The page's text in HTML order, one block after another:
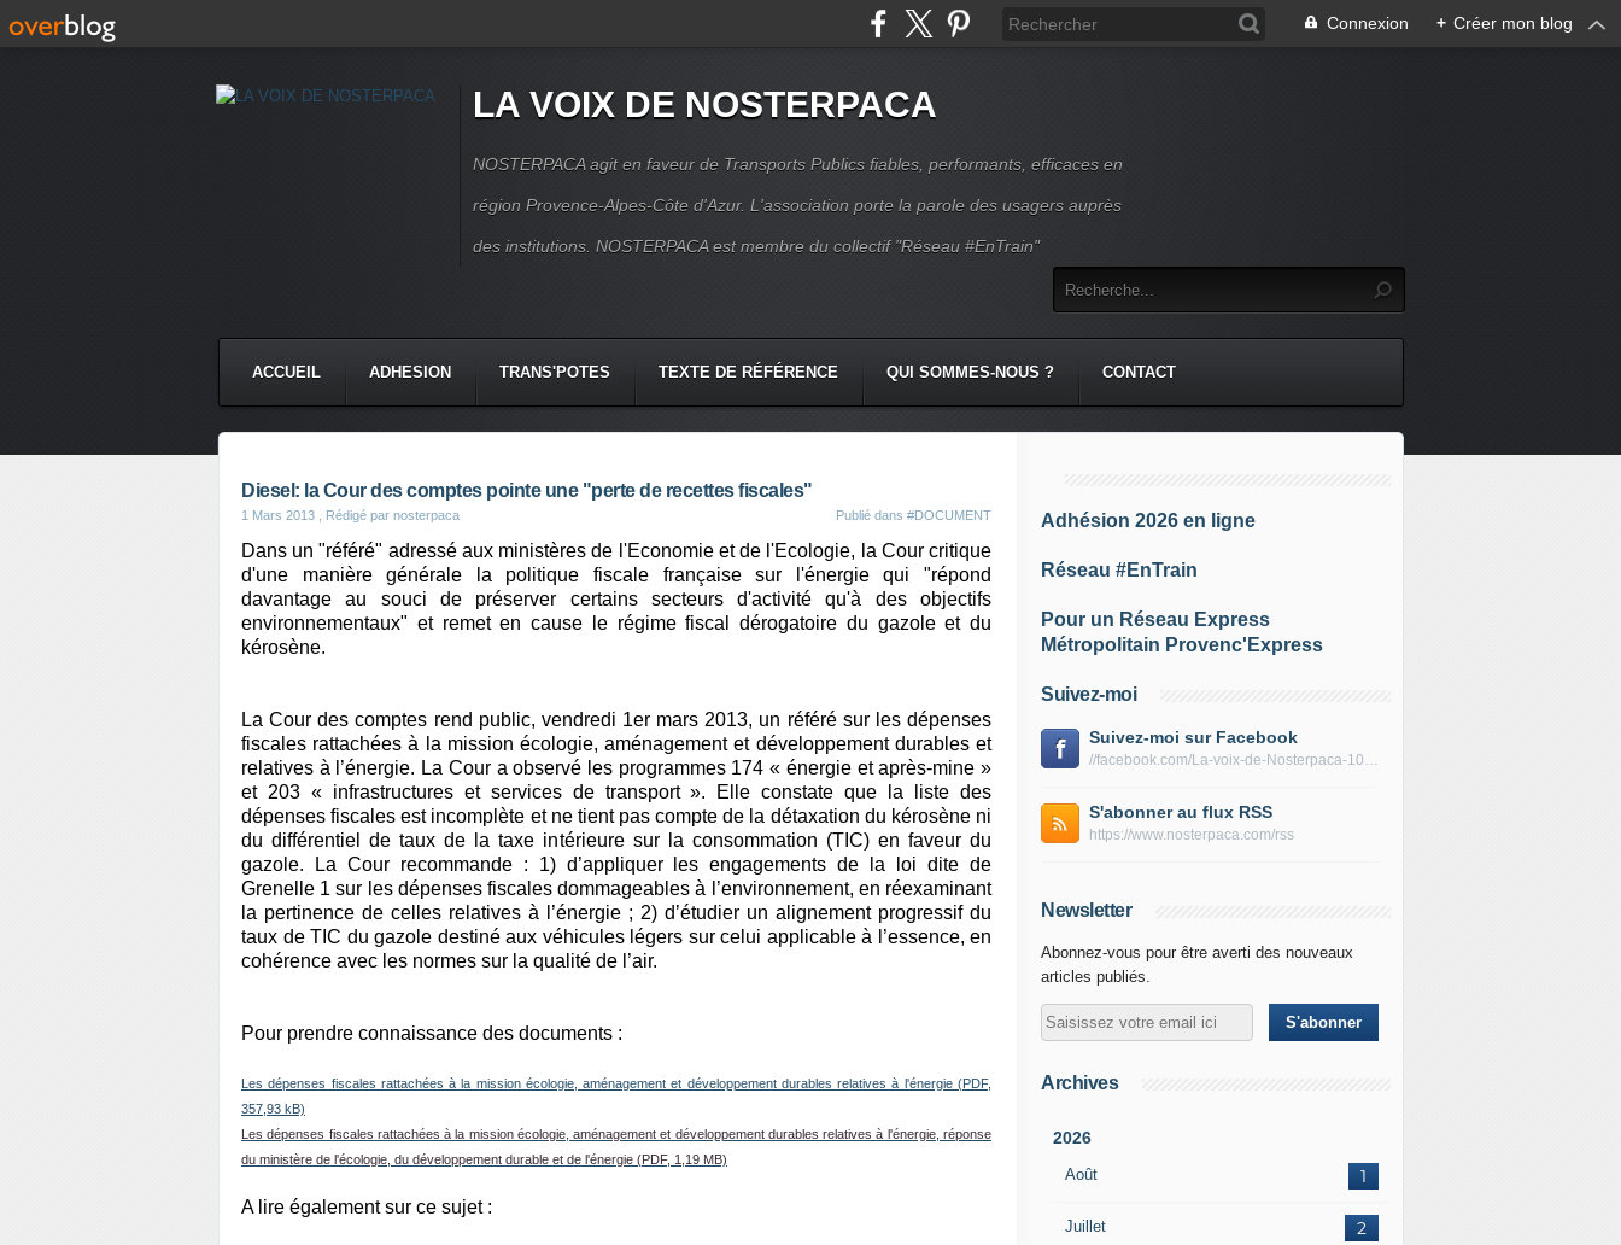
Connexion + Créer mon blog
LA VOIX DE NOSTERPACA
NOSTERPACA agit en faveur de Transports Publics fiables, performants, efficaces en
région Provence-Alpes-Côte d'Azur. L'association porte la parole des usagers auprès
des institutions. NOSTERPACA est membre du collectif "Réseau #EnTrain"
ACCUEIL ADHESION TRANS'POTES TEXTE DE RÉFÉRENCE QUI SOMMES-NOUS ? CONTACT
Diesel: la Cour des comptes pointe une "perte de recettes fiscales"
1 Mars 2013 , Rédigé par nosterpaca Publié dans #DOCUMENT
Dans un "référé" adressé aux ministères de l'Economie et de l'Ecologie, la Cour critique
d'une manière générale la politique fiscale française sur l'énergie qui "répond
davantage au souci de préserver certains secteurs d'activité qu'à des objectifs
environnementaux" et remet en cause le régime fiscal dérogatoire du gazole et du
kérosène.
La Cour des comptes rend public, vendredi 1er mars 2013, un référé sur les dépenses
fiscales rattachées à la mission écologie, aménagement et développement durables et
relatives à l’énergie. La Cour a observé les programmes 174 « énergie et après-mine »
et 203 « infrastructures et services de transport ». Elle constate que la liste des
dépenses fiscales est incomplète et ne tient pas compte de la détaxation du kérosène ni
du différentiel de taux de la taxe intérieure sur la consommation (TIC) en faveur du
gazole. La Cour recommande : 1) d’appliquer les engagements de la loi dite de
Grenelle 1 sur les dépenses fiscales dommageables à l’environnement, en réexaminant
la pertinence de celles relatives à l’énergie ; 2) d’étudier un alignement progressif du
taux de TIC du gazole destiné aux véhicules légers sur celui applicable à l’essence, en
cohérence avec les normes sur la qualité de l’air.
Pour prendre connaissance des documents :
Les dépenses fiscales rattachées à la mission écologie, aménagement et développement durables relatives à l'énergie (PDF,
357,93 kB)
Les dépenses fiscales rattachées à la mission écologie, aménagement et développement durables relatives à l'énergie, réponse
du ministère de l'écologie, du développement durable et de l'énergie (PDF, 1,19 MB)
A lire également sur ce sujet :
Adhésion 2026 en ligne
Réseau #EnTrain
Pour un Réseau Express
Métropolitain Provenc'Express
Suivez-moi
Suivez-moi sur Facebook
//facebook.com/La-voix-de-Nosterpaca-106434384284735
S'abonner au flux RSS
https://www.nosterpaca.com/rss
Newsletter
Abonnez-vous pour être averti des nouveaux
articles publiés.
Archives
2026
Août 1
Juillet 2